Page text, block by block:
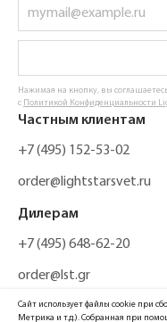
Нажимая на кнопку, вы
с Политикой Конфиденциальности
Частным клиентам
+7 (495) 152-53-02
order@lightstarsvet.ru
Дилерам
+7 (495) 648-62-20
order@lst.gr
Сайт использует файлы cookie при
Метрика и т.д.). Собранная при